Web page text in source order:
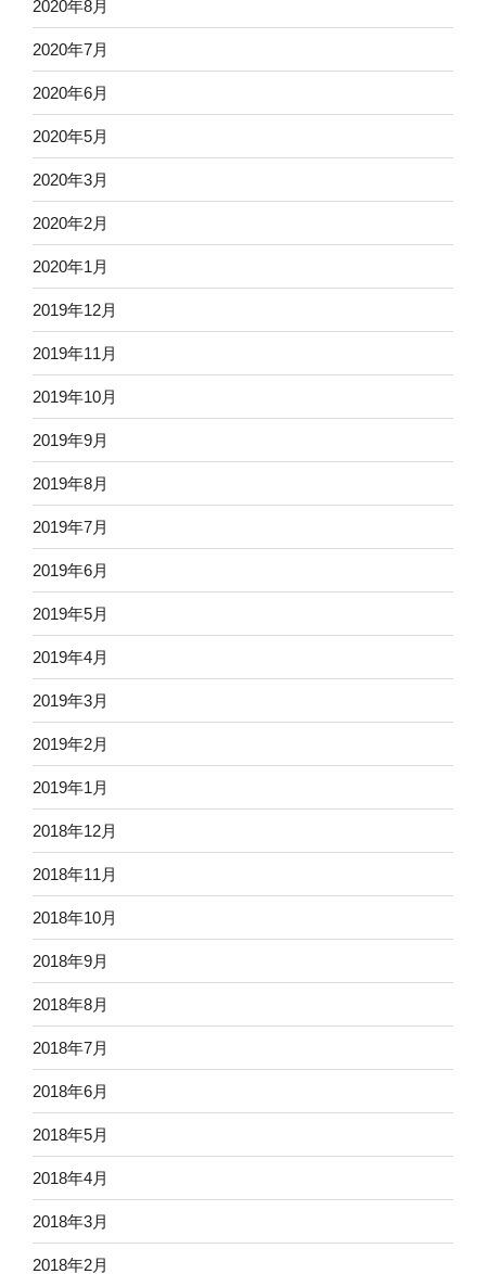
2020年8月
2020年7月
2020年6月
2020年5月
2020年3月
2020年2月
2020年1月
2019年12月
2019年11月
2019年10月
2019年9月
2019年8月
2019年7月
2019年6月
2019年5月
2019年4月
2019年3月
2019年2月
2019年1月
2018年12月
2018年11月
2018年10月
2018年9月
2018年8月
2018年7月
2018年6月
2018年5月
2018年4月
2018年3月
2018年2月